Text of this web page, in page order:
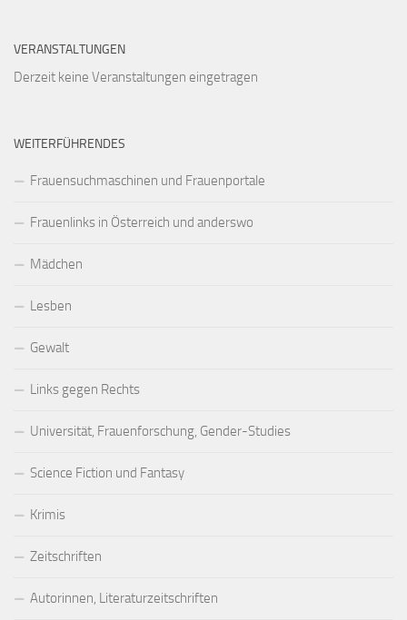
VERANSTALTUNGEN
Derzeit keine Veranstaltungen eingetragen
WEITERFÜHRENDES
Frauensuchmaschinen und Frauenportale
Frauenlinks in Österreich und anderswo
Mädchen
Lesben
Gewalt
Links gegen Rechts
Universität, Frauenforschung, Gender-Studies
Science Fiction und Fantasy
Krimis
Zeitschriften
Autorinnen, Literaturzeitschriften